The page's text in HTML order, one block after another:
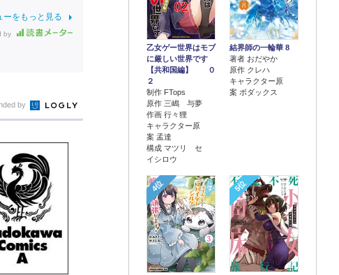
ーをもっと見る
by
乙女ゲー世界はモブ
に厳しい世界です
【共和国編】 ０
２
制作 FTops
原作 三嶋 与夢
作画 行々狸
キャラクター原
案 孟達
構成 マツリ セ
イシロウ
結界師の一輪華 8
著者 おだやか
原作 クレハ
キャラクター原
案 ボダックス
4位 5位
by